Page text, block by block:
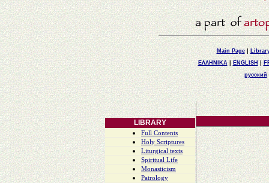
Main Page|
ΕΛΛΗΝΙΚΑ|ENGLISH |
русский
LIBRARY
Full Contents
Holy Scriptures
Liturgical texts
Spiritual Life
Monasticism
Patrology